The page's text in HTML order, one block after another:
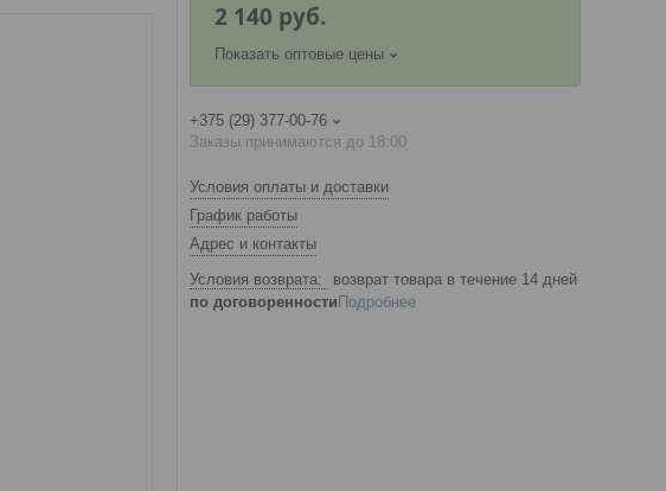
2 140 руб.
Показать оптовые цены
+375 (29) 377-00-76
Заказы принимаются до 18:00
Условия оплаты и доставки
График работы
Адрес и контакты
возврат товара в течение 14 дней
по договоренности Подробнее